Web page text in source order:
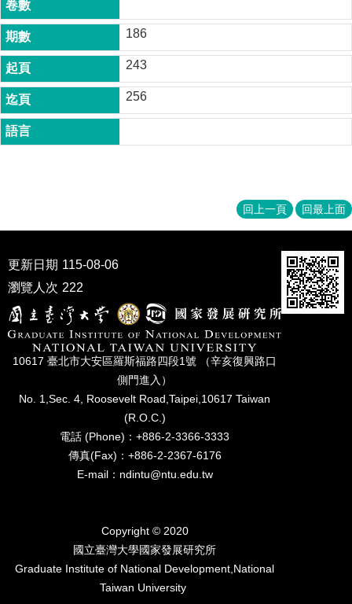
碩
士
班
在
職
專
班
家
發
展
研
究
期
刊
試
186
243
256
回上一頁 回最上面
更新日期 115-08-06
瀏覽人次 222
10617 臺北市⼤安區羅斯福路四段1號 （辛亥復興路⼝
側⾨進入）
No. 1,Sec. 4, Roosevelt Road,Taipei,10617 Taiwan
(R.O.C.)
電話 (Phone)：+886-2-3366-3333
傳真(Fax)：+886-2-2367-6176
E-mail：ndintu@ntu.edu.tw
Copyright © 2020
國立臺灣⼤學國家發展研究所
Graduate Institute of National Development,National
Taiwan University